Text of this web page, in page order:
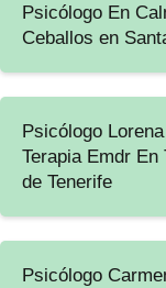
Psicólogo En
Ceballos en
Psicólogo
Terapia Emdr En
de Tenerife
Psicólogo